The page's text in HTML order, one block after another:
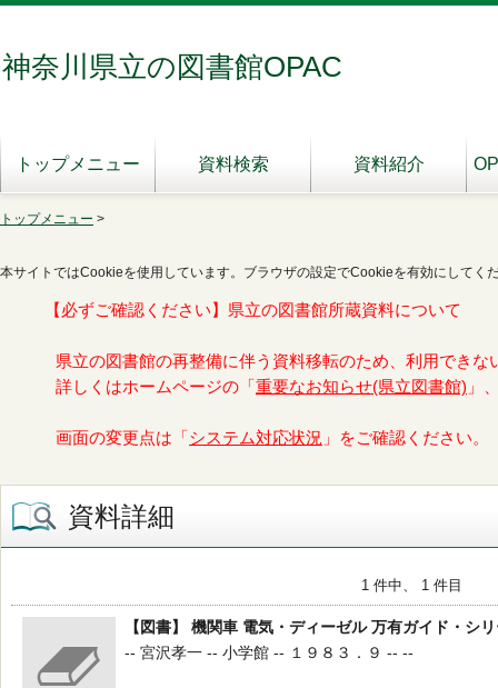
神奈川県立の図書館OPAC
トップメニュー 資料検索 資料紹介
トップメニュー >
本サイトではCookieを使用しています。ブラウザの設定でCookieを有効にしてく
【必ずご確認ください】県立の図書館所蔵資料について
県立の図書館の再整備に伴う資料移転のため、利用できな
詳しくはホームページの「 重要なお知らせ(県立図書館) 」
画面の変更点は「 システム対応状況 」をご確認ください。
資料詳細
1 件中、 1 件目
【図書】 機関車 電気・ディーゼル 万有ガイド・シ
-- 宮沢孝一 -- 小学館 -- １９８３．９ -- --